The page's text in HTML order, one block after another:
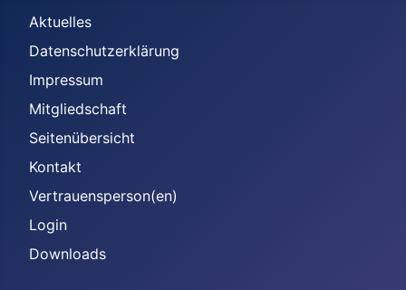
Aktuelles
Datenschutzerklärung
Impressum
Mitgliedschaft
Seitenübersicht
Kontakt
Vertrauensperson(en)
Login
Downloads